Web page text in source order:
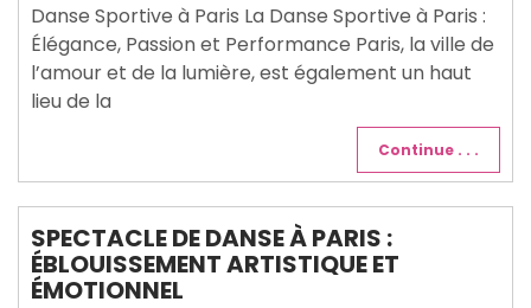
Danse Sportive à Paris La Danse Sportive à Paris :
Élégance, Passion et Performance Paris, la ville de
l’amour et de la lumière, est également un haut
lieu de la
Continue . . .
SPECTACLE DE DANSE À PARIS :
ÉBLOUISSEMENT ARTISTIQUE ET
ÉMOTIONNEL